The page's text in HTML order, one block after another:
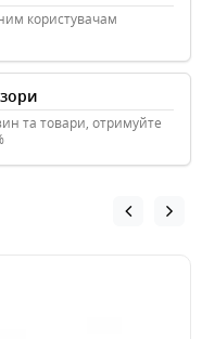
користувачам
та товари, отримуйте